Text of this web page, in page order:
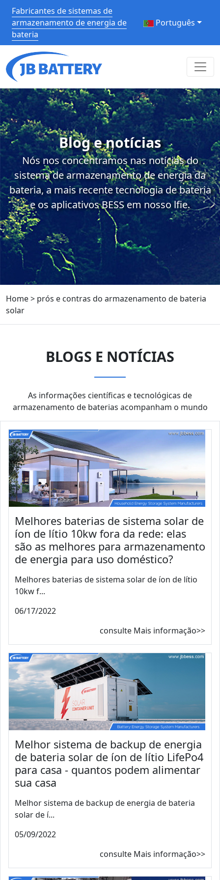
Fabricantes de sistemas de
armazenamento de energia de
bateria
Português
Blog e notícias
Nós nos concentramos nas notícias do
sistema de armazenamento de energia da
bateria, a mais recente tecnologia de bateria
e os aplicativos BESS em nosso lfie.
Home> prós e contras do armazenamento de bateria
solar
BLOGS E NOTÍCIAS
As informações científicas e tecnológicas de
armazenamento de baterias acompanham o mundo
Melhores baterias de sistema solar de
íon de lítio 10kw fora da rede: elas
são as melhores para armazenamento
de energia para uso doméstico?
Melhores baterias de sistema solar de íon de lítio
10kw f...
06/17/2022
consulte Mais informação>>
Melhor sistema de backup de energia
de bateria solar de íon de lítio LifePo4
para casa - quantos podem alimentar
sua casa
Melhor sistema de backup de energia de bateria
solar de í...
05/09/2022
consulte Mais informação>>